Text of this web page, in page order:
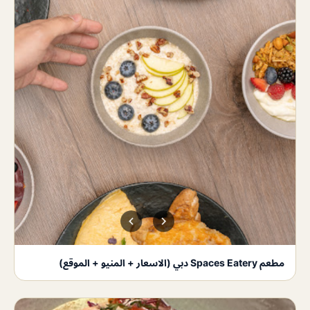
مطعم Spaces Eatery دبي (الاسعار + المنيو + الموقع)